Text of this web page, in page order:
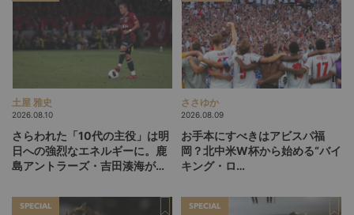
土屋 雅史
2026.08.10
さらわれた「10代の主役」は明
日への強烈なエネルギーに。鹿
島アントラーズ・吉田湊海が足
トステージ」
ささゆか
2026.08.09
お手本にすべきはアビスパ福
岡？北中米W杯から始める“バイ
キング・ロ
探す旅
SPECIAL SPECIAL